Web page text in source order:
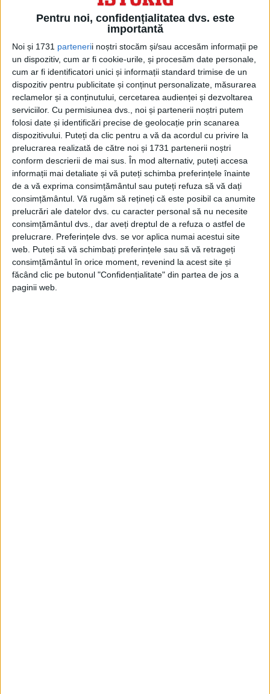
Pentru noi, confidențialitatea dvs. este
importantă
Noi și 1731 partenerii noștri stocăm și/sau accesăm informații pe
un dispozitiv, cum ar fi cookie-urile, și procesăm date personale,
cum ar fi identificatori unici și informații standard trimise de un
dispozitiv pentru publicitate și conținut personalizate, măsurarea
reclamelor și a conținutului, cercetarea audienței și dezvoltarea
serviciilor. Cu permisiunea dvs., noi și partenerii noștri putem
folosi date și identificări precise de geolocație prin scanarea
dispozitivului. Puteți da clic pentru a vă da acordul cu privire la
prelucrarea realizată de către noi și 1731 partenerii noștri
conform descrierii de mai sus. În mod alternativ, puteți accesa
informații mai detaliate și vă puteți schimba preferințele înainte
de a vă exprima consimțământul sau puteți refuza să vă dați
consimțământul. Vă rugăm să rețineți că este posibil ca anumite
prelucrări ale datelor dvs. cu caracter personal să nu necesite
consimțământul dvs., dar aveți dreptul de a refuza o astfel de
prelucrare. Preferințele dvs. se vor aplica numai acestui site
web. Puteți să vă schimbați preferințele sau să vă retrageți
consimțământul în orice moment, revenind la acest site și
făcând clic pe butonul "Confidențialitate" din partea de jos a
paginii web.
efectuând noi cercetări, arheologii au
confirmat existența a două clădiri
medievale neidentificate anterior: una
integrată în casa actuală și alta în grădină,
potrivitHeritage Daily.
EXCAVAȚIILE DIN 2006 AU SCOS LA
IVEALĂ O LATRINĂ ÎNTR-O